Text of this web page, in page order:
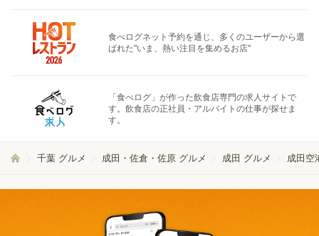
食べログネット予約を通じ、多くのユーザーから選
ばれた"いま、熱い注目を集めるお店"
「食べログ」が作った飲食店専門の求人サイトで
す。飲食店の正社員・アルバイトの仕事が探せま
す。
千葉 グルメ 成田・佐倉・佐原 グルメ 成田 グルメ 成田空